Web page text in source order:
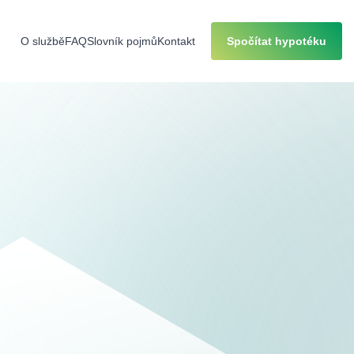
O služběFAQSlovník pojmůKontakt Spočítat hypotéku